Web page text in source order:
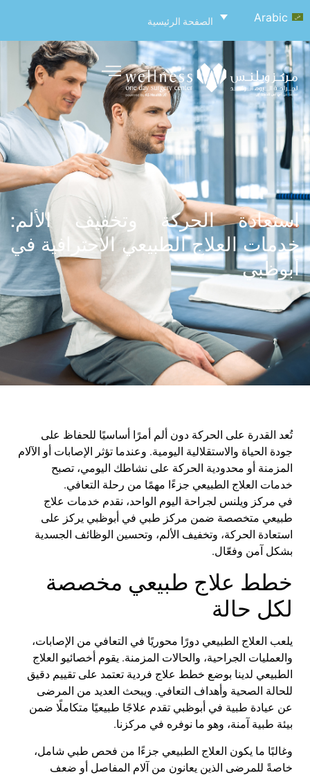
Arabic الصفحة الرئيسية
استعادة الحركة وتخفيف الألم:
خدمات العلاج الطبيعي الاحترافية في
أبوظبي
تُعد القدرة على الحركة دون ألم أمرًا أساسيًا للحفاظ على
جودة الحياة والاستقلالية اليومية. وعندما تؤثر الإصابات أو الآلام
المزمنة أو محدودية الحركة على نشاطك اليومي، تصبح
خدمات العلاج الطبيعي جزءًا مهمًا من رحلة التعافي.
في مركز ويلنس لجراحة اليوم الواحد، نقدم خدمات علاج
طبيعي متخصصة ضمن مركز طبي في أبوظبي يركز على
استعادة الحركة، وتخفيف الألم، وتحسين الوظائف الجسدية
بشكل آمن وفعّال.
خطط علاج طبيعي مخصصة
لكل حالة
يلعب العلاج الطبيعي دورًا محوريًا في التعافي من الإصابات،
والعمليات الجراحية، والحالات المزمنة. يقوم أخصائيو العلاج
الطبيعي لدينا بوضع خطط علاج فردية تعتمد على تقييم دقيق
للحالة الصحية وأهداف التعافي. ويبحث العديد من المرضى
عن عيادة طبية في أبوظبي تقدم علاجًا طبيعيًا متكاملًا ضمن
بيئة طبية آمنة، وهو ما نوفره في مركزنا.
وغالبًا ما يكون العلاج الطبيعي جزءًا من فحص طبي شامل،
خاصةً للمرضى الذين يعانون من آلام المفاصل أو ضعف